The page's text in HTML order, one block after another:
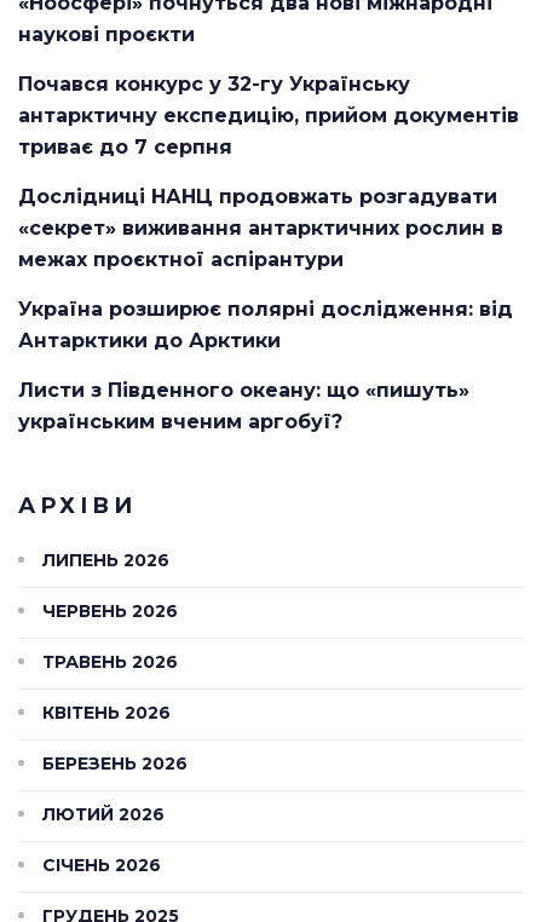
наукові проєкти
Почався конкурс у 32-гу Українську
антарктичну експедицію, прийом документів
триває до 7 серпня
Дослідниці НАНЦ продовжать розгадувати
«секрет» виживання антарктичних рослин в
межах проєктної аспірантури
Україна розширює полярні дослідження: від
Антарктики до Арктики
Листи з Південного океану: що «пишуть»
українським вченим аргобуї?
АРХІВИ
ЛИПЕНЬ 2026
ЧЕРВЕНЬ 2026
ТРАВЕНЬ 2026
КВІТЕНЬ 2026
БЕРЕЗЕНЬ 2026
ЛЮТИЙ 2026
СІЧЕНЬ 2026
ГРУДЕНЬ 2025